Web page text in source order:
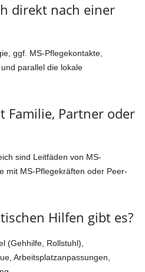
direkt nach einer
ggf. MS-Pflegekontakte,
parallel die lokale
Familie, Partner oder
sind Leitfäden von MS-
mit MS-Pflegekräften oder Peer-
Hilfen gibt es?
(Gehhilfe, Rollstuhl),
Arbeitsplatzanpassungen,